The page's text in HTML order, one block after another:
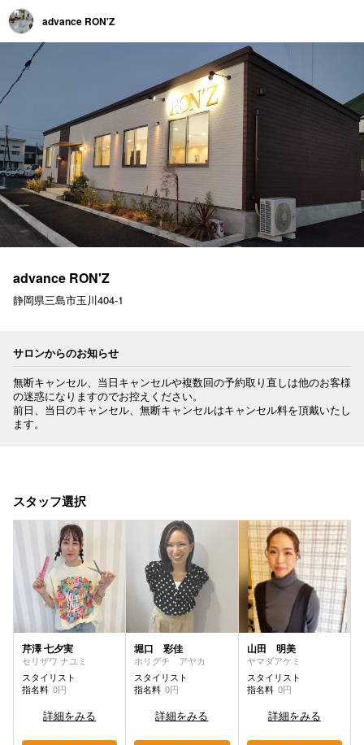
advance RON'Z
advance RON'Z
静岡県三島市玉川404-1
サロンからのお知らせ
無断キャンセル、当日キャンセルや複数回の予約取り直しは他のお客様
の迷惑になりますのでお控えください。
前日、当日のキャンセル、無断キャンセルはキャンセル料を頂戴いたし
ます。
スタッフ選択
芹澤 七夕実
セリザワ ナユミ
スタイリスト
指名料 0円
詳細をみる
堀口 彩佳
ホリグチ アヤカ
スタイリスト
指名料 0円
詳細をみる
山田 明美
ヤマダアケミ
スタイリスト
指名料 0円
詳細をみる